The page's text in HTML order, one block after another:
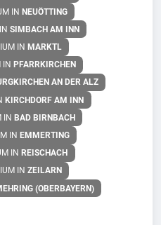
IN NEUÖTTING
SIMBACH AM INN
IN MARKTL
IN PFARRKIRCHEN
AN DER ALZ
KIRCHDORF AM INN
IN BAD BIRNBACH
IN EMMERTING
IN REISCHACH
IN ZEILARN
(OBERBAYERN)